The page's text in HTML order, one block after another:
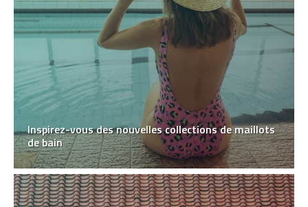
Inspirez-vous des nouvelles collections de maillots
de bain